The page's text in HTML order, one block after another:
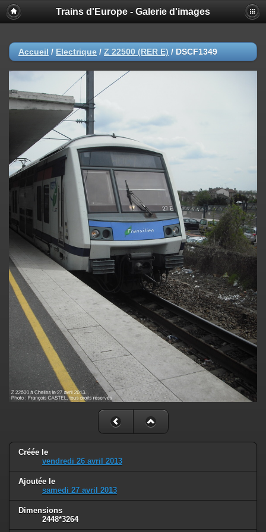
Trains d'Europe - Galerie d'images
Accueil / Electrique / Z 22500 (RER E) / DSCF1349
Créée le
vendredi 26 avril 2013
Ajoutée le
samedi 27 avril 2013
Dimensions
2448*3264